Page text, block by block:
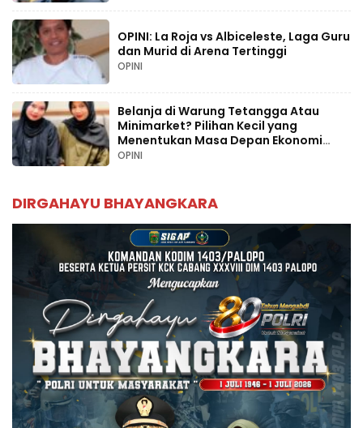
OPINI: La Roja vs Albiceleste, Laga Guru
dan Murid di Arena Tertinggi
OPINI
Belanja di Warung Tetangga Atau
Minimarket? Pilihan Kecil yang
Menentukan Masa Depan Ekonomi
Palopo
OPINI
DIRGAHAYU BHAYANGKARA